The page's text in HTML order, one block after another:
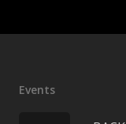
Events